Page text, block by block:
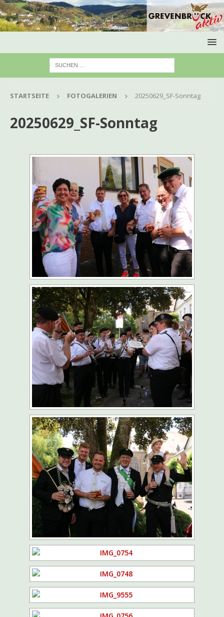
STARTSEITE FOTOGALERIEN 20250629_SF-Sonntag
20250629_SF-Sonntag